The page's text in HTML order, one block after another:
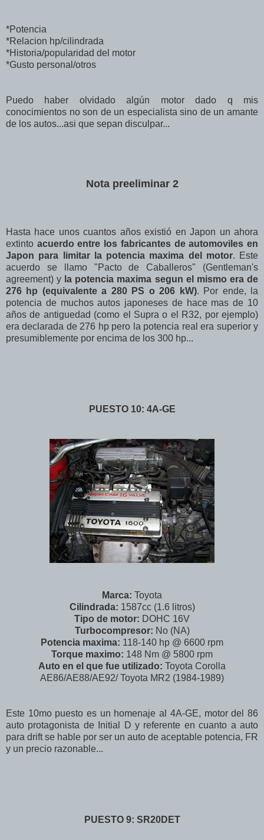
*Potencia
*Relacion hp/cilindrada
*Historia/popularidad del motor
*Gusto personal/otros
Puedo haber olvidado algún motor dado q mis
conocimientos no son de un especialista sino de un amante
de los autos...asi que sepan disculpar...
Nota preeliminar 2
Hasta hace unos cuantos años existió en Japon un ahora
extinto acuerdo entre los fabricantes de automoviles en
Japon para limitar la potencia maxima del motor. Este
acuerdo se llamo "Pacto de Caballeros" (Gentleman's
agreement) y la potencia maxima segun el mismo era de
276 hp (equivalente a 280 PS o 206 kW). Por ende, la
potencia de muchos autos japoneses de hace mas de 10
años de antiguedad (como el Supra o el R32, por ejemplo)
era declarada de 276 hp pero la potencia real era superior y
presumiblemente por encima de los 300 hp...
PUESTO 10: 4A-GE
Marca: Toyota
Cilindrada: 1587cc (1.6 litros)
Tipo de motor: DOHC 16V
Turbocompresor: No (NA)
Potencia maxima: 118-140 hp @ 6600 rpm
Torque maximo: 148 Nm @ 5800 rpm
Auto en el que fue utilizado: Toyota Corolla
AE86/AE88/AE92/ Toyota MR2 (1984-1989)
Este 10mo puesto es un homenaje al 4A-GE, motor del 86
auto protagonista de Initial D y referente en cuanto a auto
para drift se hable por ser un auto de aceptable potencia, FR
y un precio razonable...
PUESTO 9: SR20DET